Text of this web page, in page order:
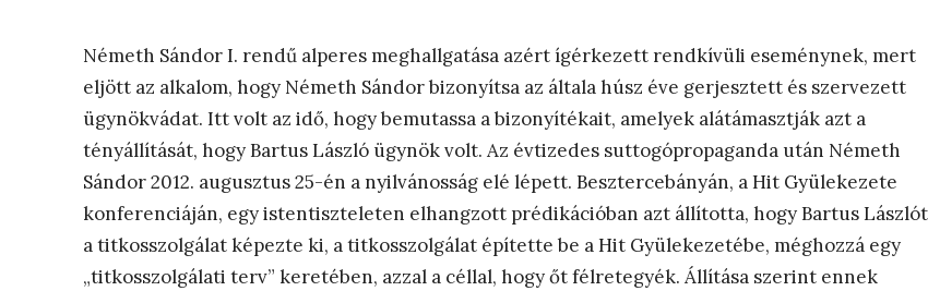
Németh Sándor I. rendű alperes meghallgatása azért ígérkezett rendkívüli eseménynek, mert
eljött az alkalom, hogy Németh Sándor bizonyítsa az általa húsz éve gerjesztett és szervezett
ügynökvádat. Itt volt az idő, hogy bemutassa a bizonyítékait, amelyek alátámasztják azt a
tényállítását, hogy Bartus László ügynök volt. Az évtizedes suttogópropaganda után Németh
Sándor 2012. augusztus 25-én a nyilvánosság elé lépett. Besztercebányán, a Hit Gyülekezete
konferenciáján, egy istentiszteleten elhangzott prédikációban azt állította, hogy Bartus Lászlót
a titkosszolgálat képezte ki, a titkosszolgálat építette be a Hit Gyülekezetébe, méghozzá egy
„titkosszolgálati terv” keretében, azzal a céllal, hogy őt félretegyék. Állítása szerint ennek